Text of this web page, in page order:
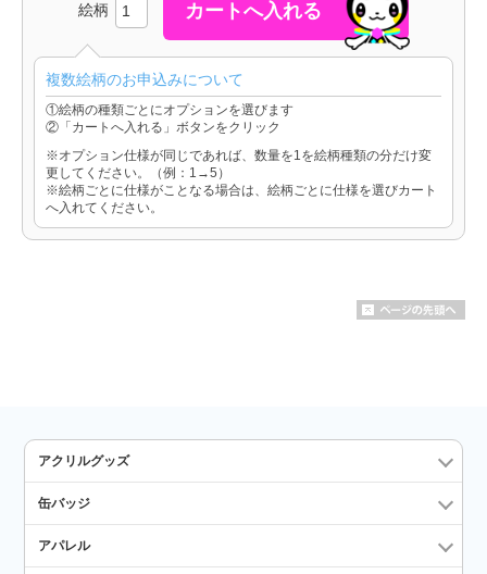
絵柄
複数絵柄のお申込みについて
①絵柄の種類ごとにオプションを選びます
②「カートへ入れる」ボタンをクリック
※オプション仕様が同じであれば、数量を1を絵柄種類の分だけ変
更してください。（例：1→5）
※絵柄ごとに仕様がことなる場合は、絵柄ごとに仕様を選びカート
へ入れてください。
アクリルグッズ
缶バッジ
アパレル